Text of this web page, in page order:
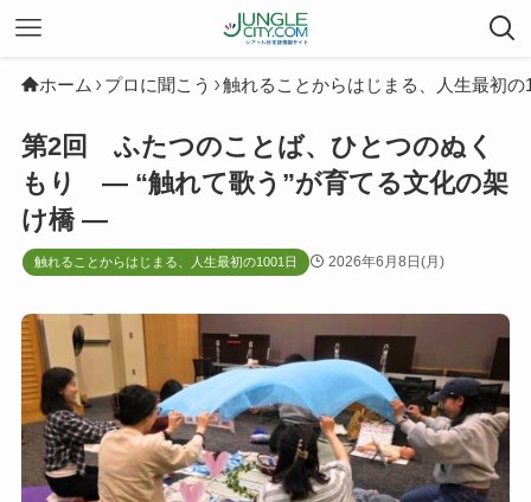
ホーム プロに聞こう 触れることからはじまる、人生最初の
第2回 ふたつのことば、ひとつのぬく
もり ― “触れて歌う”が育てる文化の架
け橋 ―
触れることからはじまる、人生最初の1001日 2026年6月8日(月)